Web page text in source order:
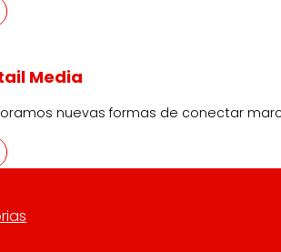
Media
nuevas formas de conectar